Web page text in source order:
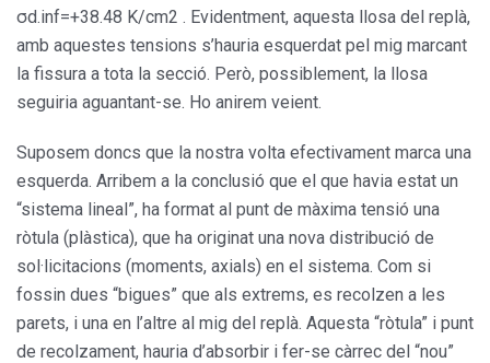
σd.inf=+38.48 K/cm2 . Evidentment, aquesta llosa del replà,
amb aquestes tensions s’hauria esquerdat pel mig marcant
la fissura a tota la secció. Però, possiblement, la llosa
seguiria aguantant-se. Ho anirem veient.
Suposem doncs que la nostra volta efectivament marca una
esquerda. Arribem a la conclusió que el que havia estat un
“sistema lineal”, ha format al punt de màxima tensió una
ròtula (plàstica), que ha originat una nova distribució de
sol·licitacions (moments, axials) en el sistema. Com si
fossin dues “bigues” que als extrems, es recolzen a les
parets, i una en l’altre al mig del replà. Aquesta “ròtula” i punt
de recolzament, hauria d’absorbir i fer-se càrrec del “nou”